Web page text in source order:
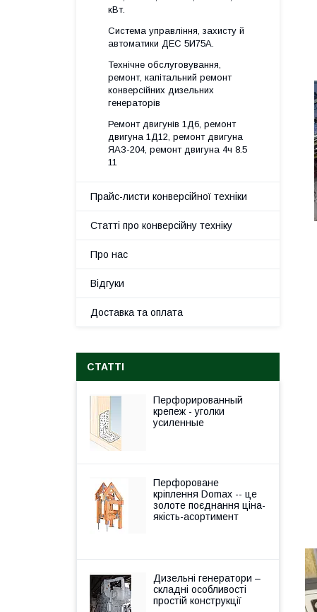
кВт.
Система управління, захисту й
автоматики ДЕС 5И75А.
Технічне обслуговування,
ремонт, капітальний ремонт
конверсійних дизельних
генераторів
Ремонт двигунів 1Д6, ремонт
двигуна 1Д12, ремонт двигуна
ЯАЗ-204, ремонт двигуна 4ч 8.5
11
Прайс-листи конверсійної техніки
Статті про конверсійну техніку
Про нас
Відгуки
Доставка та оплата
СТАТТІ
Перфорированный
крепеж - уголки
усиленные
Перфороване
кріплення Domax -- це
золоте поєднання ціна-
якість-асортимент
Дизельні генератори –
складні особливості
простій конструкції